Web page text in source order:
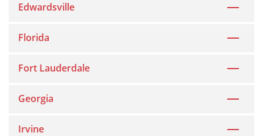
Edwardsville
Florida
Fort Lauderdale
Georgia
Irvine